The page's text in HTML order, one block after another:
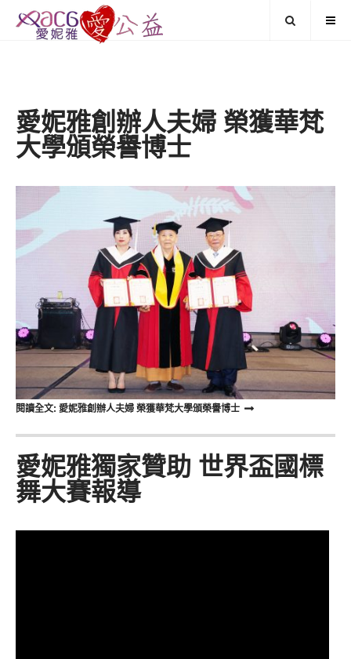
愛妮雅創辦人夫婦 榮獲華梵
大學頒榮譽博士
閱讀全文: 愛妮雅創辦人夫婦 榮獲華梵大學頒榮譽博士
愛妮雅獨家贊助 世界盃國標
舞大賽報導